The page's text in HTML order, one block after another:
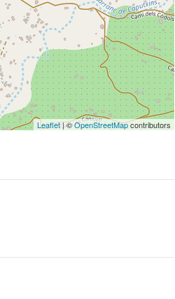
Leaflet| ©OpenStreetMapcontributors